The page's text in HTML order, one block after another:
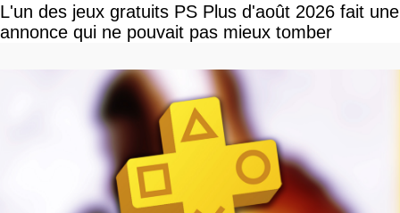
L'un des jeux gratuits PS Plus d'août 2026 fait une
annonce qui ne pouvait pas mieux tomber